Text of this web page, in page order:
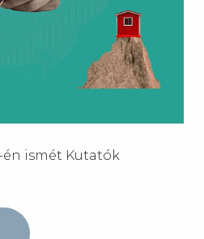
én ismét Kutatók